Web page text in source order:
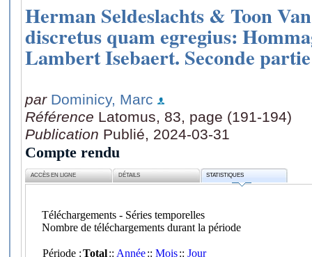
Herman Seldeslachts & Toon
discretus quam egregius:
Lambert Isebaert. Seconde partie
par Dominicy, Marc
Référence Latomus, 83, page (191-194)
Publication Publié, 2024-03-31
Compte rendu
ACCÈS EN LIGNE DÉTAILS STATISTIQUES